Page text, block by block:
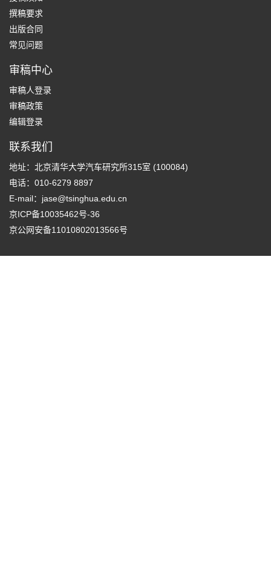
撰稿要求
出版合同
常见问题
审稿中心
审稿人登录
审稿政策
编辑登录
联系我们
地址：北京清华大学汽车研究所315室 (100084)
电话：010-6279 8897
E-mail： jase@tsinghua.edu.cn
京ICP备10035462号-36
京公网安备11010802013566号